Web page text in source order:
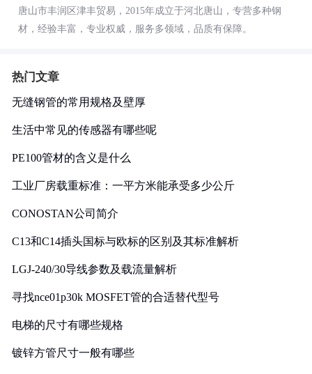
唐山市丰润区津丰贸易，2015年成立于河北唐山，专营多种钢
材，经验丰富，专业权威，服务多领域，品质有保障。
热门文章
无缝钢管的常用规格及壁厚
生活中常见的传感器有哪些呢
PE100管材的含义是什么
工业厂房载重标准：一平方米能承受多少公斤
CONOSTAN公司简介
C13和C14插头国标与欧标的区别及其标准解析
LGJ-240/30导线参数及载流量解析
寻找nce01p30k MOSFET管的合适替代型号
电梯的尺寸有哪些规格
镀锌方管尺寸一般有哪些